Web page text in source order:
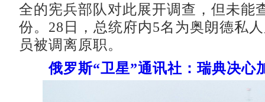
全的宪兵部队对此展开调查，但未能
份。28日，总统府内5名为奥朗德私
员被调离原职。
俄罗斯“卫星”通讯社：瑞典决心